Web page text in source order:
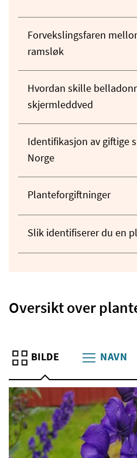
Forvekslingsfaren
ramsløk
Hvordan skille
skjermleddved
Identifikasjon av giftige
Norge
Planteforgiftninger
Slik identifiserer du en
Oversikt over
BILDE NAVN